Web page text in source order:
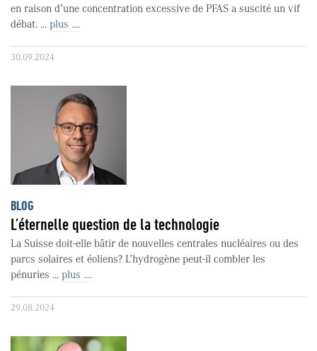
en raison d’une concentration excessive de PFAS a suscité un vif
débat. ... plus ....
30.09.2024
BLOG
L’éternelle question de la technologie
La Suisse doit-elle bâtir de nouvelles centrales nucléaires ou des
parcs solaires et éoliens? L’hydrogène peut-il combler les
pénuries ... plus ....
29.08.2024